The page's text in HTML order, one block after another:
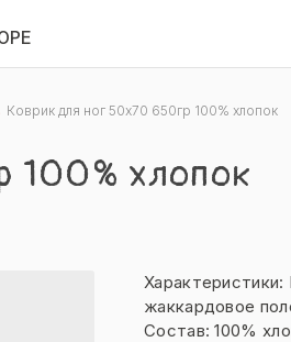
Коврик для ног 50х70 650гр 100% хлопок
100% хлопок
жаккардовое
Состав: 100%